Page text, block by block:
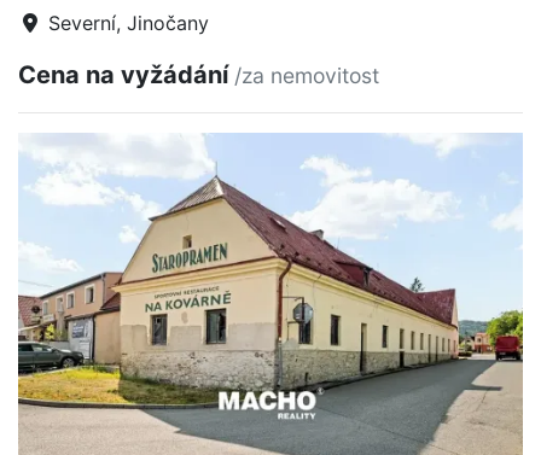
Severní, Jinočany
Cena na vyžádání /za nemovitost